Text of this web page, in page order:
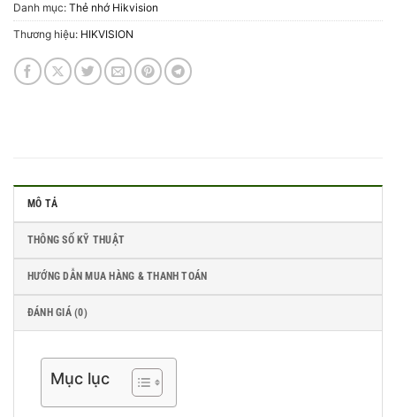
Danh mục: Thẻ nhớ Hikvision
Thương hiệu: HIKVISION
MÔ TẢ
THÔNG SỐ KỸ THUẬT
HƯỚNG DẪN MUA HÀNG & THANH TOÁN
ĐÁNH GIÁ (0)
Mục lục